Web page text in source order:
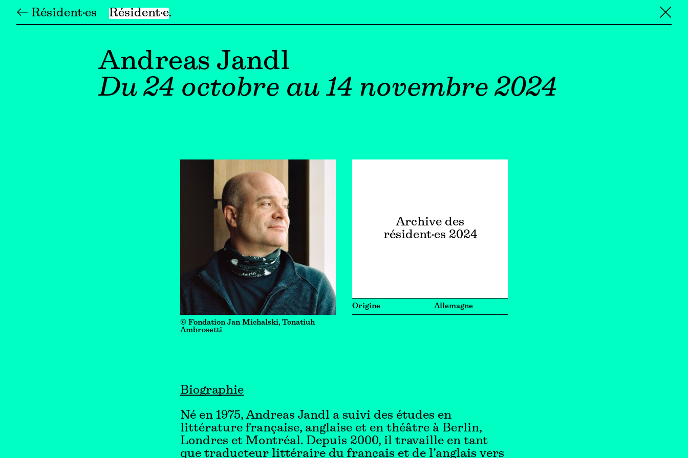
← Résident·es Résident·e ╳
Andreas Jandl
Du 24 octobre au 14 novembre 2024
© Fondation Jan Michalski, Tonatiuh
Ambrosetti
Archive des
résident·es 2024
Origine Allemagne
Biographie
Né en 1975, Andreas Jandl a suivi des études en
littérature française, anglaise et en théâtre à Berlin,
Londres et Montréal. Depuis 2000, il travaille en tant
que traducteur littéraire du français et de l’anglais vers